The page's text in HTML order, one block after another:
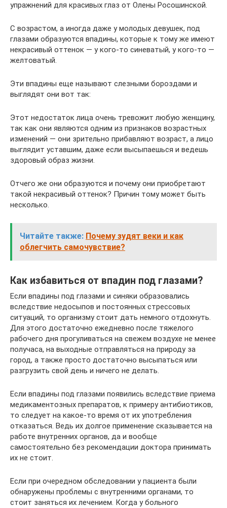
упражнений для красивых глаз от Олены Росошинской.
С возрастом, а иногда даже у молодых девушек, под
глазами образуются впадины, которые к тому же имеют
некрасивый оттенок — у кого-то синеватый, у кого-то —
желтоватый.
Эти впадины еще называют слезными бороздами и
выглядят они вот так:
Этот недостаток лица очень тревожит любую женщину,
так как они являются одним из признаков возрастных
изменений — они зрительно прибавляют возраст, а лицо
выглядит уставшим, даже если высыпаешься и ведешь
здоровый образ жизни.
Отчего же они образуются и почему они приобретают
такой некрасивый оттенок? Причин тому может быть
несколько.
Читайте также: Почему зудят веки и как
облегчить самочувствие?
Как избавиться от впадин под глазами?
Если впадины под глазами и синяки образовались
вследствие недосыпов и постоянных стрессовых
ситуаций, то организму стоит дать немного отдохнуть.
Для этого достаточно ежедневно после тяжелого
рабочего дня прогуливаться на свежем воздухе не менее
получаса, на выходные отправляться на природу за
город, а также просто достаточно высыпаться или
разгрузить свой день и ничего не делать.
Если впадины под глазами появились вследствие приема
медикаментозных препаратов, к примеру антибиотиков,
то следует на какое-то время от их употребления
отказаться. Ведь их долгое применение сказывается на
работе внутренних органов, да и вообще
самостоятельно без рекомендации доктора принимать
их не стоит.
Если при очередном обследовании у пациента были
обнаружены проблемы с внутренними органами, то
стоит заняться их лечением. Когда у больного